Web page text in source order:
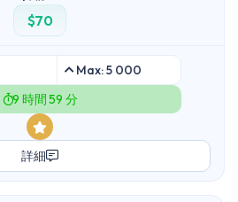
$70
Max: 5 000
9 時間 59 分
詳細